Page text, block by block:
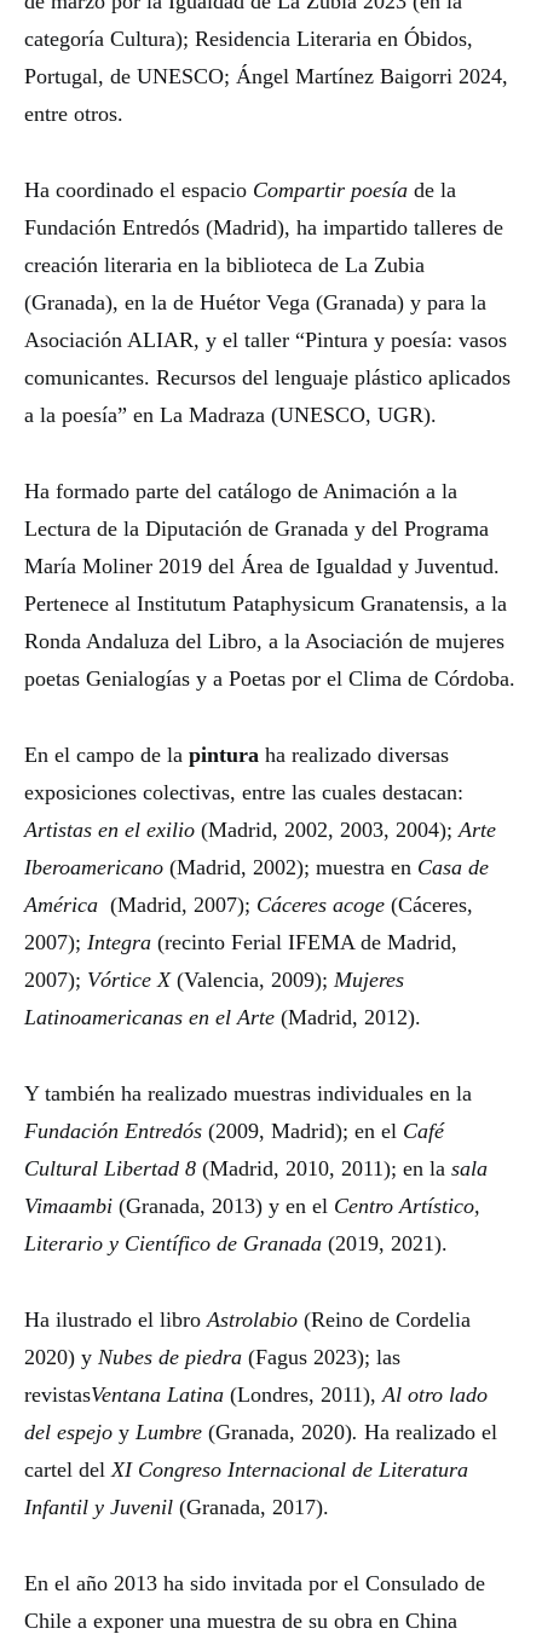
categoría Cultura); Residencia Literaria en Óbidos,
Portugal, de UNESCO; Ángel Martínez Baigorri 2024,
entre otros.
Ha coordinado el espacio Compartir poesía de la
Fundación Entredós (Madrid), ha impartido talleres de
creación literaria en la biblioteca de La Zubia
(Granada), en la de Huétor Vega (Granada) y para la
Asociación ALIAR, y el taller “Pintura y poesía: vasos
comunicantes. Recursos del lenguaje plástico aplicados
a la poesía” en La Madraza (UNESCO, UGR).
Ha formado parte del catálogo de Animación a la
Lectura de la Diputación de Granada y del Programa
María Moliner 2019 del Área de Igualdad y Juventud.
Pertenece al Institutum Pataphysicum Granatensis, a la
Ronda Andaluza del Libro, a la Asociación de mujeres
poetas Genialogías y a Poetas por el Clima de Córdoba.
En el campo de la pintura ha realizado diversas
exposiciones colectivas, entre las cuales destacan:
Artistas en el exilio (Madrid, 2002, 2003, 2004);Arte
Iberoamericano (Madrid, 2002); muestra en Casa de
América (Madrid, 2007); Cáceres acoge (Cáceres,
2007); Integra (recinto Ferial IFEMA de Madrid,
2007); Vórtice X(Valencia, 2009); Mujeres
Latinoamericanas en el Arte (Madrid, 2012).
Y también ha realizado muestras individuales en la
Fundación Entredós (2009, Madrid); en el Café
Cultural Libertad 8 (Madrid, 2010, 2011); en la sala
Vimaambi (Granada, 2013) y en el Centro Artístico,
Literario y Científico de Granada (2019, 2021).
Ha ilustrado el libroAstrolabio (Reino de Cordelia
2020) y Nubes de piedra (Fagus 2023); las
revistasVentana Latina (Londres, 2011),Al otro lado
del espejo y Lumbre (Granada, 2020). Ha realizado el
cartel delXI Congreso Internacional de Literatura
Infantil y Juvenil (Granada, 2017).
En el año 2013 ha sido invitada por el Consulado de
Chile a exponer una muestra de su obra en China